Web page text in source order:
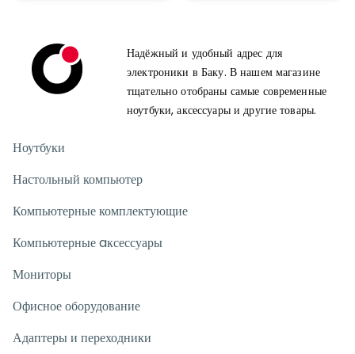
Надёжный и удобный адрес для
электроники в Баку. В нашем магазине
тщательно отобраны самые современные
ноутбуки, аксессуары и другие товары.
Ноутбуки
Настольный компьютер
Компьютерные комплектующие
Компьютерные aксессуары
Мониторы
Офисное оборудование
Адаптеры и переходники